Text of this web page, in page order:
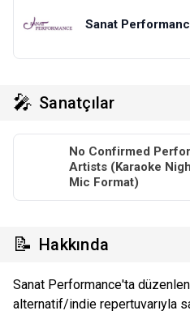
Sanat
🎤 Sanatçılar
No Confirmed
Artists (Karaoke
Mic Format)
📝 Hakkında
Sanat Performance'ta
alternatif/indie repertuvarıyla